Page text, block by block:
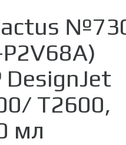
DesignJet
T2600,
мл